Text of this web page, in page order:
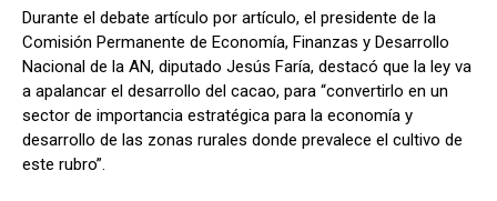
Durante el debate artículo por artículo, el presidente de la
Comisión Permanente de Economía, Finanzas y Desarrollo
Nacional de la AN, diputado Jesús Faría, destacó que la ley va
a apalancar el desarrollo del cacao, para “convertirlo en un
sector de importancia estratégica para la economía y
desarrollo de las zonas rurales donde prevalece el cultivo de
este rubro”.